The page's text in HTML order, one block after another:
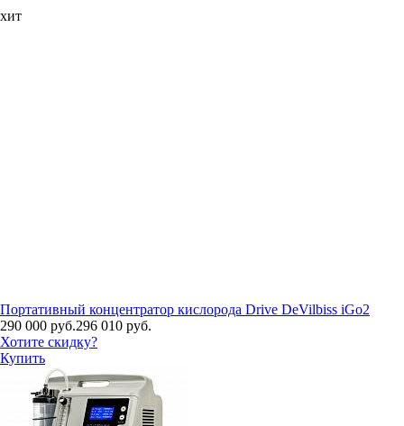
хит
Портативный концентратор кислорода Drive DeVilbiss iGo2
290 000 руб.296 010 руб.
Хотите скидку?
Купить